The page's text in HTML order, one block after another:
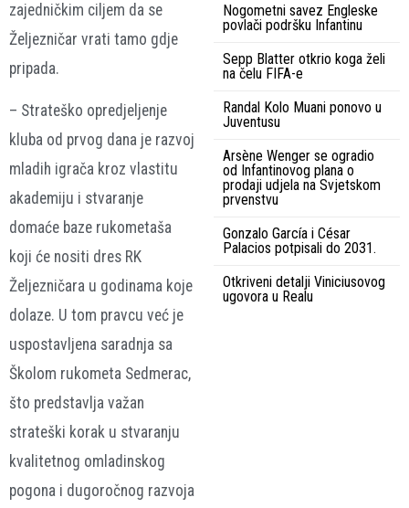
zajedničkim ciljem da se
Željezničar vrati tamo gdje
pripada.
– Strateško opredjeljenje
kluba od prvog dana je razvoj
mladih igrača kroz vlastitu
akademiju i stvaranje
domaće baze rukometaša
koji će nositi dres RK
Željezničara u godinama koje
dolaze. U tom pravcu već je
uspostavljena saradnja sa
Školom rukometa Sedmerac,
što predstavlja važan
strateški korak u stvaranju
kvalitetnog omladinskog
pogona i dugoročnog razvoja
Nogometni savez Engleske
povlači podršku Infantinu
Sepp Blatter otkrio koga želi
na čelu FIFA-e
Randal Kolo Muani ponovo u
Juventusu
Arsène Wenger se ogradio
od Infantinovog plana o
prodaji udjela na Svjetskom
prvenstvu
Gonzalo García i César
Palacios potpisali do 2031.
Otkriveni detalji Viniciusovog
ugovora u Realu